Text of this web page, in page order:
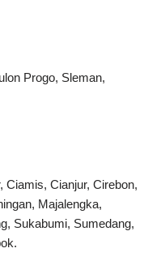
Progo, Sleman,
Ciamis, Cianjur, Cirebon,
Majalengka,
Sukabumi, Sumedang,